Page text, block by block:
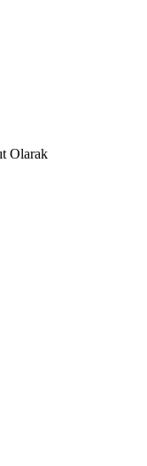
Olarak